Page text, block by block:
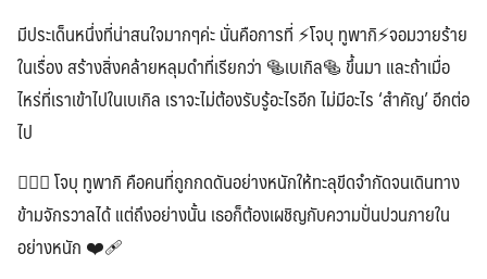
มีประเด็นหนึ่งที่น่าสนใจมากๆค่ะ นั่นคือการที่ ⚡️โจบุ ทูพากิ⚡️จอมวายร้าย
ในเรื่อง สร้างสิ่งคล้ายหลุมดำที่เรียกว่า 🥯เบเกิล🥯 ขึ้นมา และถ้าเมื่อ
ไหร่ที่เราเข้าไปในเบเกิล เราจะไม่ต้องรับรู้อะไรอีก ไม่มีอะไร ‘สำคัญ’ อีกต่อ
ไป
🦹🏼‍♀️ โจบุ ทูพากิ คือคนที่ถูกกดดันอย่างหนักให้ทะลุขีดจำกัดจนเดินทาง
ข้ามจักรวาลได้ แต่ถึงอย่างนั้น เธอก็ต้องเผชิญกับความปั่นปวนภายใน
อย่างหนัก ❤️‍🩹